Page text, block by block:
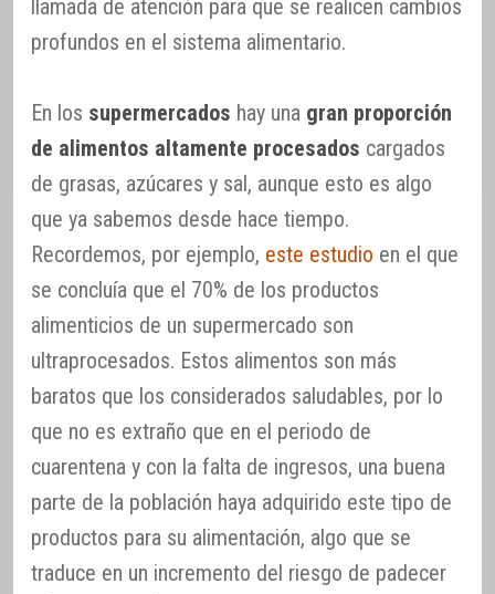
llamada de atención para que se realicen cambios
profundos en el sistema alimentario.
En los supermercados hay una gran proporción
de alimentos altamente procesados cargados
de grasas, azúcares y sal, aunque esto es algo
que ya sabemos desde hace tiempo.
Recordemos, por ejemplo, este estudio en el que
se concluía que el 70% de los productos
alimenticios de un supermercado son
ultraprocesados. Estos alimentos son más
baratos que los considerados saludables, por lo
que no es extraño que en el periodo de
cuarentena y con la falta de ingresos, una buena
parte de la población haya adquirido este tipo de
productos para su alimentación, algo que se
traduce en un incremento del riesgo de padecer